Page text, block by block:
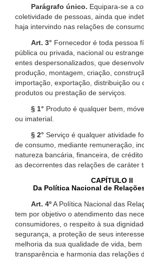
Parágrafo único. Equipara-se a
coletividade de pessoas, ainda que
haja intervindo nas relações de
Art. 3° Fornecedor é toda pessoa
pública ou privada, nacional ou
entes despersonalizados, que
produção, montagem, criação,
importação, exportação, distribuição ou
produtos ou prestação de serviços.
§ 1° Produto é qualquer bem,
ou imaterial.
§ 2° Serviço é qualquer atividade
de consumo, mediante remuneração,
natureza bancária, financeira, de
as decorrentes das relações de caráter
CAPÍTULO II
Da Política Nacional de
Art. 4ºA Política Nacional das
tem por objetivo o atendimento das
consumidores, o respeito à sua
segurança, a proteção de seus
melhoria da sua qualidade de vida, bem
transparência e harmonia das relações